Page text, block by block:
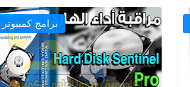
برامج كمبيوتر